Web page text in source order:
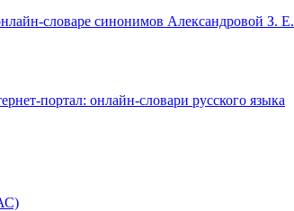
словаре синонимов Александровой З. Е.
портал: онлайн-словари русского языка